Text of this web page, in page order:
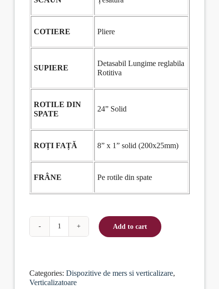
COTIERE Pliere
SUPIERE
Detasabil Lungime reglabila
Rotitiva
ROTILE DIN
SPATE
24” Solid
ROȚI FAȚĂ 8” x 1” solid (200x25mm)
FRÂNE Pe rotile din spate
Scaun
Add to cart
Categories: Dispozitive de mers si verticalizare,
Verticalizatoare